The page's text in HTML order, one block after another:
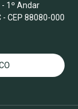
1º Andar
CEP 88080-000